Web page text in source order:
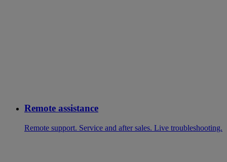
Remote assistance
Remote support. Service and after sales. Live troubleshooting.